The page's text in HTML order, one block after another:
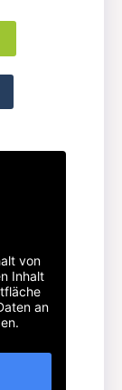
von
Inhalt
an